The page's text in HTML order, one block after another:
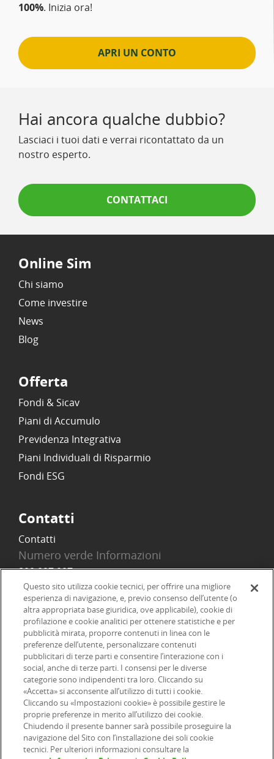
100%. Inizia ora!
APRI UN CONTO
Hai ancora qualche dubbio?
Lasciaci i tuoi dati e verrai ricontattato da un
nostro esperto.
CONTATTACI
Online Sim
Chi siamo
Come investire
News
Blog
Offerta
Fondi & Sicav
Piani di Accumulo
Previdenza Integrativa
Piani Individuali di Risparmio
Fondi ESG
Contatti
Contatti
Numero verde Informazioni
800 097 097
Email
info@onlinesim.it
Social
©2026 Online SIM, società del gruppo bancario ERSEL - P.IVA
12927410154
Informazioni legali| Dichiarazione di accessibilità
Questo sito utilizza cookie tecnici, per offrire una migliore
esperienza di navigazione, e, previo consenso dell’utente (o
altra appropriata base giuridica, ove applicabile), cookie di
profilazione e cookie analitici per ottenere statistiche e per
pubblicità mirata, proporre contenuti in linea con le
preferenze dell’utente, personalizzare contenuti
pubblicitari di terze parti e consentire l’interazione con i
social, anche di terze parti. I consensi per le diverse
categorie sono indipendenti tra loro. Cliccando su
«Accetta» si acconsente all’utilizzo di tutti i cookie.
Cliccando su «Impostazioni cookie» è possibile gestire le
proprie preferenze in merito all’utilizzo dei cookie.
Chiudendo il presente banner sarà possibile proseguire la
navigazione del Sito con l’installazione dei soli cookie
tecnici. Per ulteriori informazioni consultare la